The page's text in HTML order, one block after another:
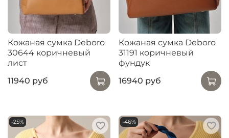
Кожаная сумка Deboro
30644 коричневый
лист
11940 руб
Кожаная сумка Deboro
31191 коричневый
фундук
16940 руб
-25% -46%